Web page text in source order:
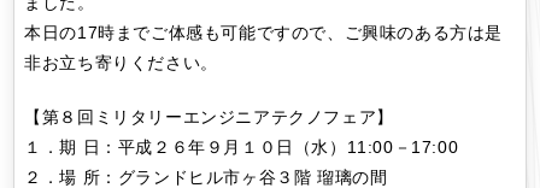
本日の17時までご体感も可能ですので、ご興味のある方は是
非お立ち寄りください。
【第８回ミリタリーエンジニアテクノフェア】
１．期 日：平成２６年９月１０日（水）11:00－17:00
２．場 所：グランドヒル市ヶ谷３階 瑠璃の間